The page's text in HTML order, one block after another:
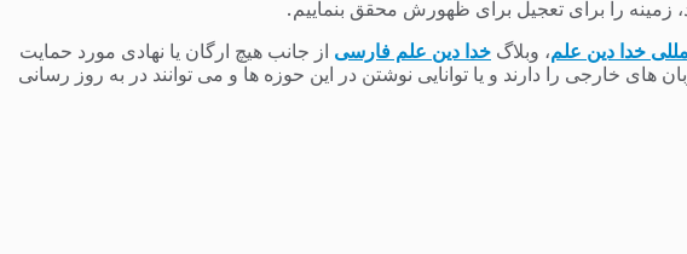
را برای تعجیل برای ظهورش محقق بنماییم.
خدا دین علم، وبلاگ خدا دین علم فارسی از جانب هیچ ارگان یا نهادی مورد حمایت
خارجی را دارند و یا توانایی نوشتن در این حوزه ها و می توانند در به روز رسانی